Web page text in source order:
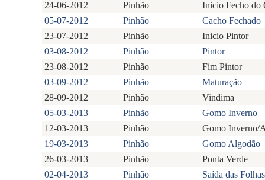
24-06-2012
Pinhão
Inicio Fecho do
05-07-2012
Pinhão
Cacho Fechado
23-07-2012
Pinhão
Inicio Pintor
03-08-2012
Pinhão
Pintor
23-08-2012
Pinhão
Fim Pintor
03-09-2012
Pinhão
Maturação
28-09-2012
Pinhão
Vindima
05-03-2013
Pinhão
Gomo Inverno
12-03-2013
Pinhão
Gomo Inverno/
19-03-2013
Pinhão
Gomo Algodão
26-03-2013
Pinhão
Ponta Verde
02-04-2013
Pinhão
Saída das Folhas